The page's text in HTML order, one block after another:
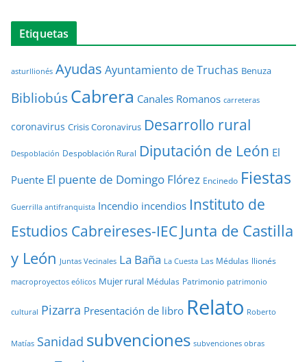
Etiquetas
asturllionés Ayudas Ayuntamiento de Truchas Benuza
BibliobúsCabrera Canales Romanos carreteras
coronavirus Crisis Coronavirus Desarrollo rural
Despoblación Despoblación Rural Diputación de León El
Puente El puente de Domingo Flórez Encinedo Fiestas
Guerrilla antifranquista Incendio incendios Instituto de
Estudios Cabreireses-IEC Junta de Castilla
y León Juntas Vecinales La Baña La Cuesta Las Médulas llionés
macroproyectos eólicos Mujer rural Médulas Patrimonio patrimonio
cultural Pizarra Presentación de libro Relato Roberto
Matías Sanidad subvenciones subvenciones obras